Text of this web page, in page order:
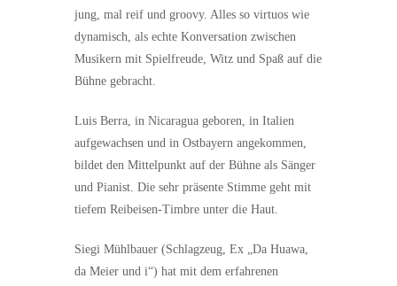
jung, mal reif und groovy. Alles so virtuos wie
dynamisch, als echte Konversation zwischen
Musikern mit Spielfreude, Witz und Spaß auf die
Bühne gebracht.
Luis Berra, in Nicaragua geboren, in Italien
aufgewachsen und in Ostbayern angekommen,
bildet den Mittelpunkt auf der Bühne als Sänger
und Pianist. Die sehr präsente Stimme geht mit
tiefem Reibeisen-Timbre unter die Haut.
Siegi Mühlbauer (Schlagzeug, Ex „Da Huawa,
da Meier und i“) hat mit dem erfahrenen